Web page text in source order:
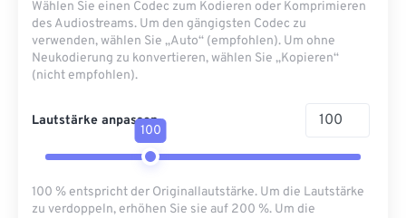
Wählen Sie einen Codec zum Kodieren oder Komprimieren
des Audiostreams. Um den gängigsten Codec zu
verwenden, wählen Sie „Auto“ (empfohlen). Um ohne
Neukodierung zu konvertieren, wählen Sie „Kopieren“
(nicht empfohlen).
Lautstärke anpassen
100
100 % entspricht der Originallautstärke. Um die Lautstärke
zu verdoppeln, erhöhen Sie sie auf 200 %. Um die